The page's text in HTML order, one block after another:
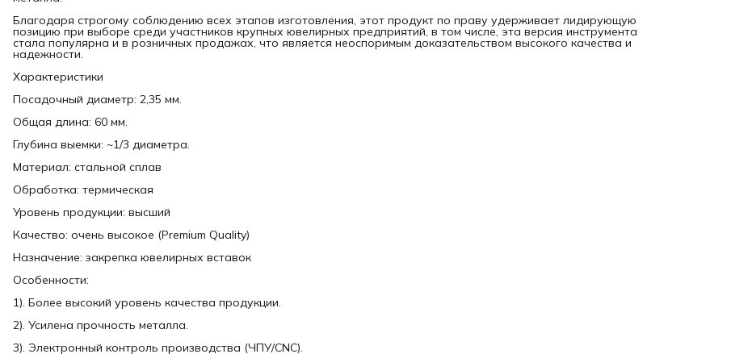
Благодаря строгому соблюдению всех этапов изготовления, этот продукт по праву удерживает лидирующую
позицию при выборе среди участников крупных ювелирных предприятий, в том числе, эта версия инструмента
стала популярна и в розничных продажах, что является неоспоримым доказательством высокого качества и
надежности.
Характеристики
Посадочный диаметр: 2,35 мм.
Общая длина: 60 мм.
Глубина выемки: ~1/3 диаметра.
Материал: стальной сплав
Обработка: термическая
Уровень продукции: высший
Качество: очень высокое (Premium Quality)
Назначение: закрепка ювелирных вставок
Особенности:
1). Более высокий уровень качества продукции.
2). Усилена прочность металла.
3). Электронный контроль производства (ЧПУ/CNC).